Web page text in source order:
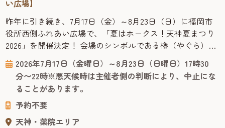
合わせた「焼きラーメン」は、汁気が少なく、豚骨のコク
にソースの旨みが重なる、他にはないクセになる味わい。
目玉焼きに添えたカリカリのベビースターラーメンが、食
感のよいアクセントに。 大ぶりでプリプリとした食べ応え
の「ホルモン焼き」は、国産のモツを使用。噛むほどにや
さしい甘みが広がり、オリジナルの味噌ダレはお酒が進む
こと間違いなし。 おすすめの2品以外にも、常連客に人気
の「糸島厚揚げ焼き」やあっさり味の「ピリ辛なんこ
つ」、冬季限定（10月〜5月）「おでん」など、気になるメ
ニューが盛りだくさん。 KENZO住所：福岡市博多区中洲５
い広場】
昨年に引き続き、7月17日（金）～8月23日（日）に福岡市
役所西側ふれあい広場で、「夏はホークス！天神夏まつり
2026」を開催決定！ 会場のシンボルである櫓（やぐら）は
ホークス仕様に装飾され、お気に入りの選手と写真撮影を
楽しめるフォトスポットとして会場を彩ります。さらに、
ホークス戦のナイター試合開催日にはパブリックビューイ
ングを実施！ ■「夏はホークス！天神夏まつり2026」とは
「天神...
2026年7月17日（金曜日）～8月23日（日曜日）17時30
分〜22時※悪天候時は主催者側の判断により、中止にな
ることがあります。
予約不要
天神・薬院エリア